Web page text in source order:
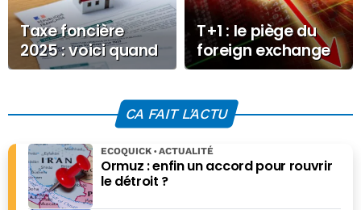
Taxe foncière
2025 : voici quand
vous devrez la
T+1 : le piège du
foreign exchange
que personne ne
CA FAIT L'ACTU
Ormuz : enfin un accord pour rouvrir
le détroit ?
ECOQUICK ACTUALITÉ